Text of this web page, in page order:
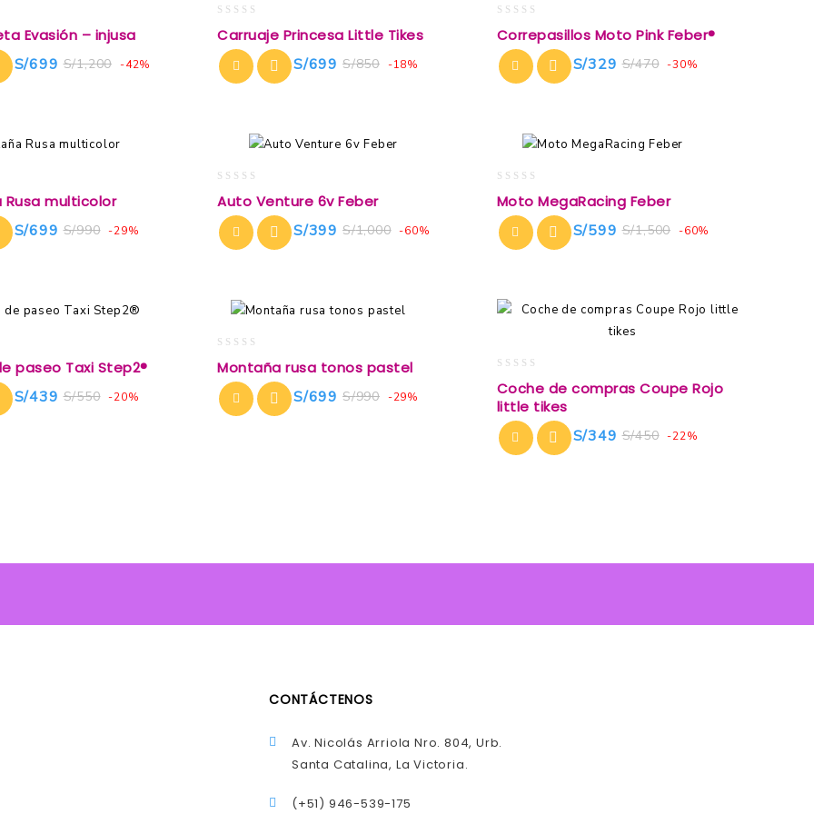
Evasión – injusa
S/1,200
S/699 -42%
out
of
5
Carruaje Princesa Little Tikes
S/850
S/699 -18%
out
of
5
Correpasillos Moto Pink Feber®
S/470
S/329 -30%
Rusa multicolor
S/990
S/699 -29%
out
of
5
Auto Venture 6v Feber
S/1,000
S/399 -60%
out
of
5
Moto MegaRacing Feber
S/1,500
S/599 -60%
paseo Taxi Step2®
S/550
S/439 -20%
out
of
5
Montaña rusa tonos pastel
S/990
S/699 -29%
out
of
5
Coche de compras Coupe Rojo
little tikes
S/450
S/349 -22%
CONTÁCTENOS
Av. Nicolás Arriola Nro. 804, Urb.
Santa Catalina, La Victoria.
(+51) 946-539-175